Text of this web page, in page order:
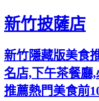
新竹披薩店
新竹隱藏版美食
名店,下午茶餐廳
推薦熱門美食前